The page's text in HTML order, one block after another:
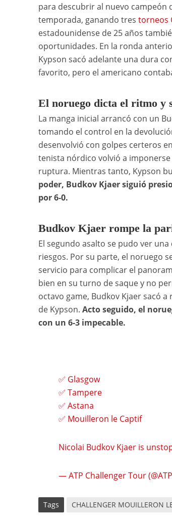
para descubrir al nuevo campeón
temporada, ganando tres torneos
estadounidense de 25 años
oportunidades. En la ronda
Kypson sacó adelante una dura
favorito, pero el americano
El noruego dicta el ritmo y
La manga inicial arrancó con un
tomando el control en la
desenvolvió con golpes certeros
tenista nórdico volvió a
ruptura. Mientras tanto, Kypson
poder, Budkov Kjaer siguió
por 6-0.
Budkov Kjaer rompe la
El segundo asalto se pudo ver
riesgos. Por su parte, el noruego
servicio para complicar el
bien en su turno de saque y no
octavo game, Budkov Kjaer sacó
de Kypson. Acto seguido, el
con un 6-3 impecable.
✅ Glasgow
✅ Tampere
✅ Astana
✅ Mouilleron le Captif
Nicolai Budkov Kjaer is
— ATP Challenger Tour
Tags CHALLENGER MOUILLERON